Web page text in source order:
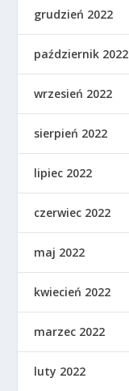
grudzień 2022
październik 2022
wrzesień 2022
sierpień 2022
lipiec 2022
czerwiec 2022
maj 2022
kwiecień 2022
marzec 2022
luty 2022